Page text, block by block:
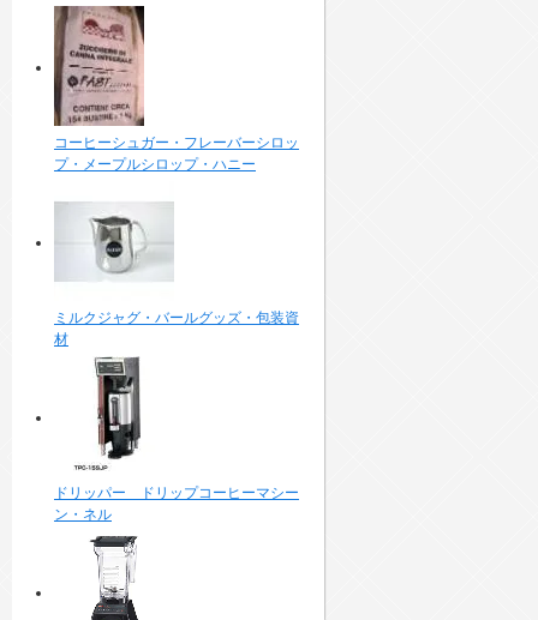
コーヒーシュガー・フレーバーシロッ
プ・メープルシロップ・ハニー
ミルクジャグ・バールグッズ・包装資
材
ドリッパー ドリップコーヒーマシー
ン・ネル